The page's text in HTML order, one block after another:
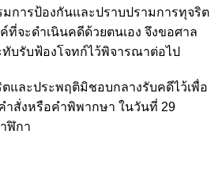
การป้องกันและปราบปรามการทุจริต
ที่จะดำเนินคดีด้วยตนเอง จึงขอศาล
บรับฟ้องโจทก์ไว้พิจารณาต่อไป
และประพฤติมิชอบกลางรับคดีไว้เพื่อ
ำสั่งหรือคำพิพากษา ในวันที่ 29
ฬิกา